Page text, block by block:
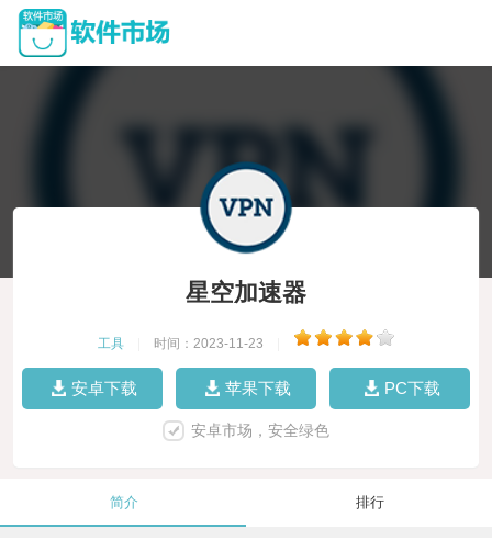
星空加速器
工具 时间：2023-11-23
安卓下载 苹果下载 PC下载
安卓市场，安全绿色
简介 排行